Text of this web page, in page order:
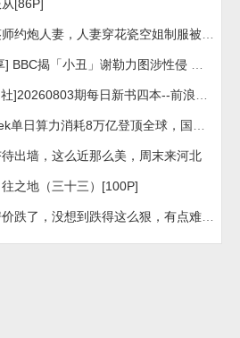
[86P]
出墙，这么近那么美，周末来河北
之地（三十三）[100P]
只知道房价跌了，没想到跌得这么狠，有点难受啊！